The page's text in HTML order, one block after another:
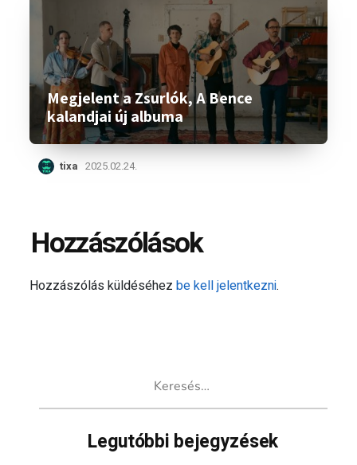
Megjelent a Zsurlók, A Bence
kalandjai új albuma
tixa 2025.02.24.
Hozzászólások
Hozzászólás küldéséhezbe kell jelentkezni.
Legutóbbi bejegyzések